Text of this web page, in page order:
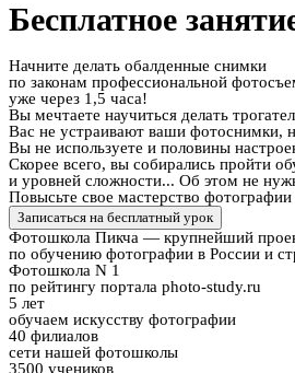
Бесплатное
Начните делать обалденные снимки
по законам профессиональной
уже через 1,5 часа!
Вы мечтаете научиться делать
Вас не устраивают ваши фотоснимки,
Вы не используете и половины
Скорее всего, вы собирались пройти
и уровней сложности... Об этом не
Повысьте свое мастерство
Фотошкола Пикча — крупнейший
по обучению фотографии в России и
Фотошкола N 1
по рейтингу портала photo-study.ru
5 лет
обучаем искусству фотографии
40 филиалов
сети нашей фотошколы
3500 учеников